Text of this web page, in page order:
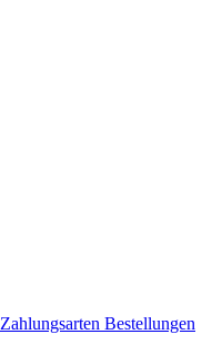
Zahlungsarten Bestellungen